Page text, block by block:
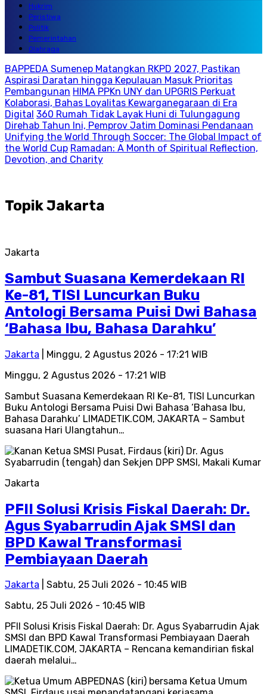
Hukrim
Peristiwa
Politik
Pemerintahan
Olahraga
BAPPEDA Sumenep Matangkan RKPD 2027, Pastikan
Aspirasi Daratan hingga Kepulauan Masuk Prioritas
Pembangunan HIMA PPKn UNY dan UPGRIS Perkuat
Kolaborasi, Bahas Loyalitas Kewarganegaraan di Era
Digital 360 Rumah Tidak Layak Huni di Tulungagung
Direhab Tahun Ini, Pemprov Jatim Dominasi Pendanaan
Unifying the World Through Soccer: The Global Impact of
the World Cup Ramadan: A Month of Spiritual Reflection,
Devotion, and Charity
TopikJakarta
Jakarta
Sambut Suasana Kemerdekaan RI
Ke-81, TISI Luncurkan Buku
Antologi Bersama Puisi Dwi Bahasa
‘Bahasa Ibu, Bahasa Darahku’
Jakarta | Minggu, 2 Agustus 2026 - 17:21 WIB
Minggu, 2 Agustus 2026 - 17:21 WIB
Sambut Suasana Kemerdekaan RI Ke-81, TISI Luncurkan
Buku Antologi Bersama Puisi Dwi Bahasa ‘Bahasa Ibu,
Bahasa Darahku’ LIMADETIK.COM, JAKARTA – Sambut
suasana Hari Ulangtahun…
Jakarta
PFII Solusi Krisis Fiskal Daerah: Dr.
Agus Syabarrudin Ajak SMSI dan
BPD Kawal Transformasi
Pembiayaan Daerah
Jakarta | Sabtu, 25 Juli 2026 - 10:45 WIB
Sabtu, 25 Juli 2026 - 10:45 WIB
PFII Solusi Krisis Fiskal Daerah: Dr. Agus Syabarrudin Ajak
SMSI dan BPD Kawal Transformasi Pembiayaan Daerah
LIMADETIK.COM, JAKARTA – Rencana kemandirian fiskal
daerah melalui…